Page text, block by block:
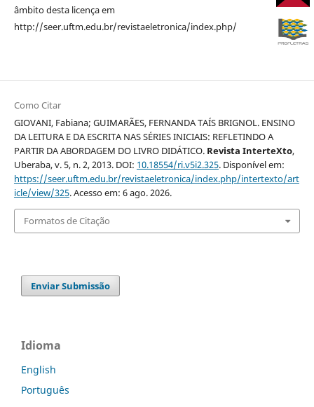
âmbito desta licença em
http://seer.uftm.edu.br/revistaeletronica/index.php/
Como Citar
GIOVANI, Fabiana; GUIMARÃES, FERNANDA TAÍS BRIGNOL. ENSINO
DA LEITURA E DA ESCRITA NAS SÉRIES INICIAIS: REFLETINDO A
PARTIR DA ABORDAGEM DO LIVRO DIDÁTICO. Revista InterteXto,
Uberaba, v. 5, n. 2, 2013. DOI: 10.18554/ri.v5i2.325. Disponível em:
https://seer.uftm.edu.br/revistaeletronica/index.php/intertexto/art
icle/view/325. Acesso em: 6 ago. 2026.
Formatos de Citação
Enviar Submissão
Idioma
English
Português